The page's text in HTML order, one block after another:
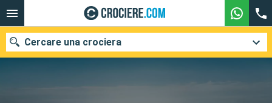
Cercare una crociera